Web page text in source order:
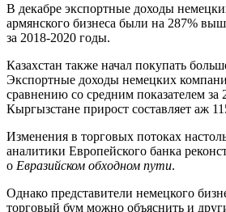
В декабре экспортные доходы
армянского бизнеса были на 287%
за 2018-2020 годы.
Казахстан также начал покупать
Экспортные доходы немецких
сравнению со средним показателем
Кыргызстане прирост составляет аж
Изменения в торговых потоках
аналитики Европейского банка
о Евразийском обходном пути.
Однако представители немецкого
торговый бум можно объяснить и